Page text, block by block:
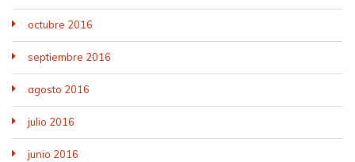
octubre 2016
septiembre 2016
agosto 2016
julio 2016
junio 2016